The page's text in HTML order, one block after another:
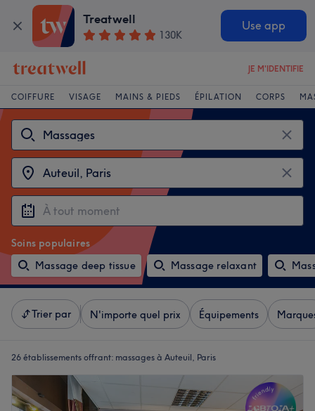
Treatwell
130K
Use app
JE M'IDENTIFIE
COIFFURE VISAGE MAINS & PIEDS ÉPILATION CORPS
Soins populaires
Massage deep tissue
Massage relaxant
Trier par N'importe quel prix Équipements
26 établissements offrant: massages à Auteuil, Paris